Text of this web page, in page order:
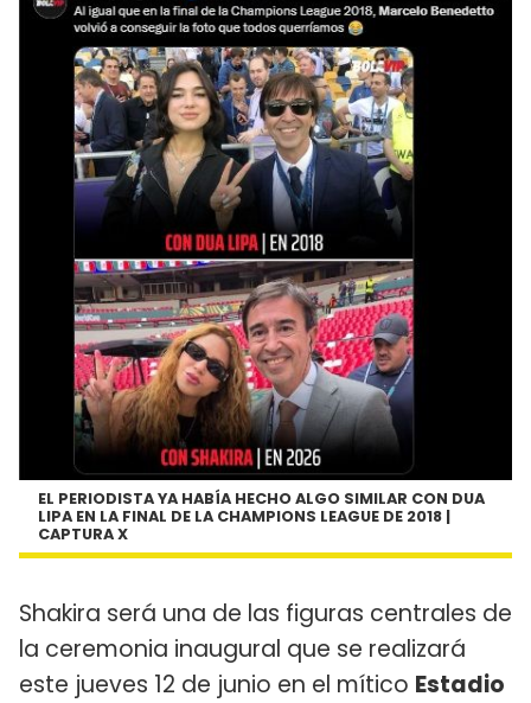
EL PERIODISTA YA HABÍA HECHO ALGO SIMILAR CON DUA
LIPA EN LA FINAL DE LA CHAMPIONS LEAGUE DE 2018 |
CAPTURA X
Shakira será una de las figuras centrales de
la ceremonia inaugural que se realizará
este jueves 12 de junio en el mítico Estadio